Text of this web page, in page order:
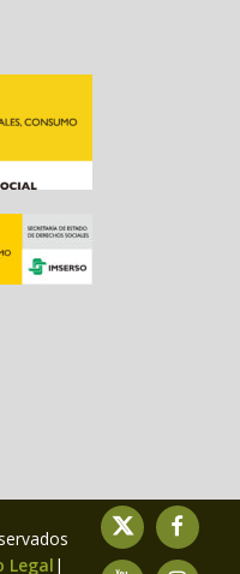
Legal |